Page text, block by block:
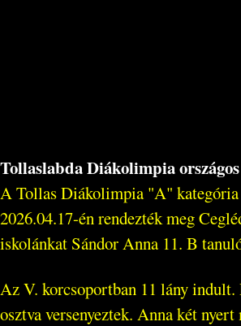
Tollaslabda Diákolimpia
A Tollas Diákolimpia "A" kategória
2026.04.17-én rendezték meg
iskolánkat Sándor Anna 11. B
Az V. korcsoportban 11 lány
osztva versenyeztek. Anna két nyert